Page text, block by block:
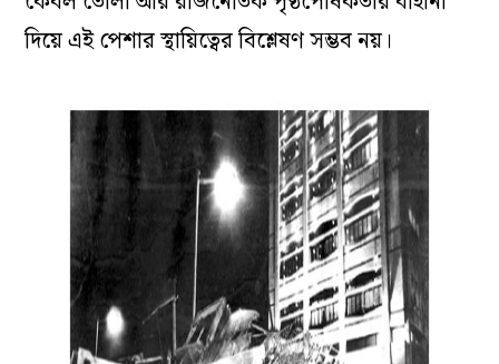
দিয়ে এই পেশার স্থায়িত্বের বিশ্লেষণ সম্ভব নয়।